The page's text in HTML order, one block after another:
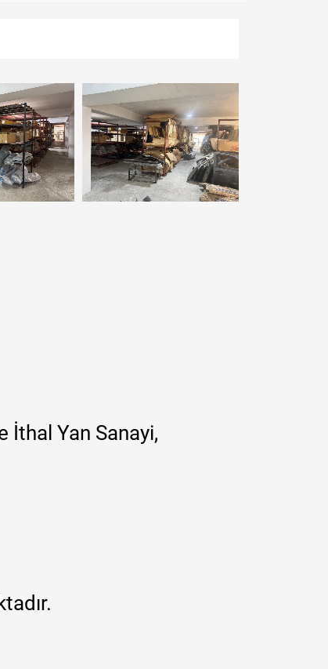
İthal Yan Sanayi,